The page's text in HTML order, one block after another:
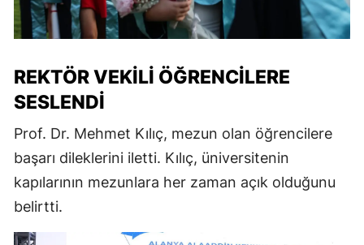
REKTÖR VEKILI ÖĞRENCILERE
SESLENDI
Prof. Dr. Mehmet Kılıç, mezun olan öğrencilere
başarı dileklerini iletti. Kılıç, üniversitenin
kapılarının mezunlara her zaman açık olduğunu
belirtti.